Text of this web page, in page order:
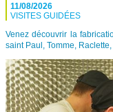
11/08/2026
VISITES GUIDÉES
Venez découvrir la
saint Paul, Tomme,